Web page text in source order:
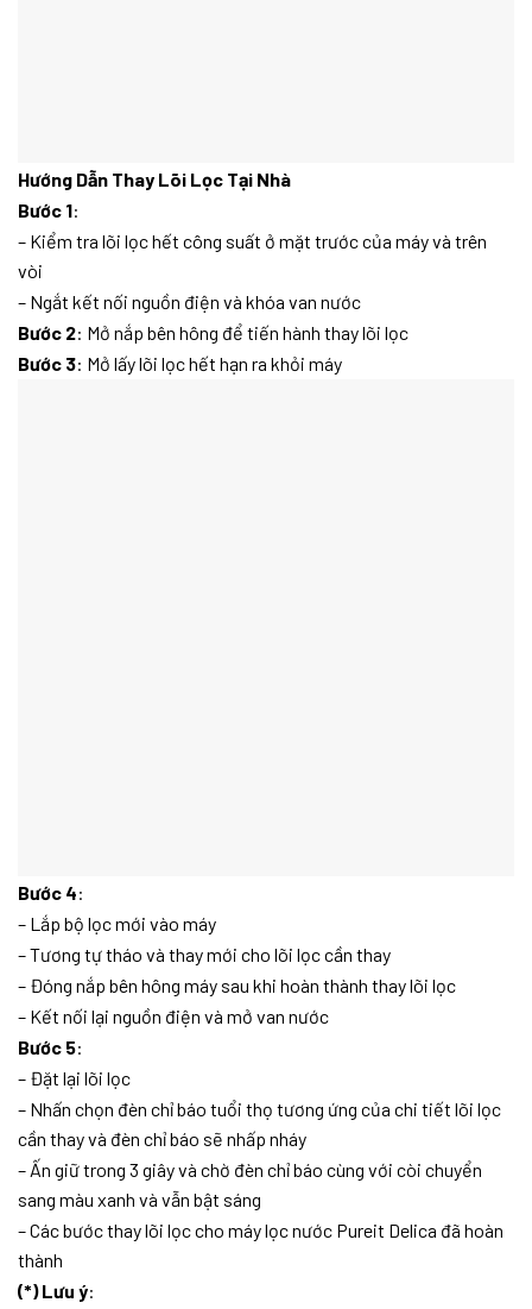
Hướng Dẫn Thay Lõi Lọc Tại Nhà
Bước 1:
– Kiểm tra lõi lọc hết công suất ở mặt trước của máy và trên
vòi
– Ngắt kết nối nguồn điện và khóa van nước
Bước 2: Mở nắp bên hông để tiến hành thay lõi lọc
Bước 3: Mở lấy lõi lọc hết hạn ra khỏi máy
Bước 4:
– Lắp bộ lọc mới vào máy
– Tương tự tháo và thay mới cho lõi lọc cần thay
– Đóng nắp bên hông máy sau khi hoàn thành thay lõi lọc
– Kết nối lại nguồn điện và mở van nước
Bước 5:
– Đặt lại lõi lọc
– Nhấn chọn đèn chỉ báo tuổi thọ tương ứng của chi tiết lõi lọc
cần thay và đèn chỉ báo sẽ nhấp nháy
– Ấn giữ trong 3 giây và chờ đèn chỉ báo cùng với còi chuyển
sang màu xanh và vẫn bật sáng
– Các bước thay lõi lọc cho máy lọc nước Pureit Delica đã hoàn
thành
(*) Lưu ý: